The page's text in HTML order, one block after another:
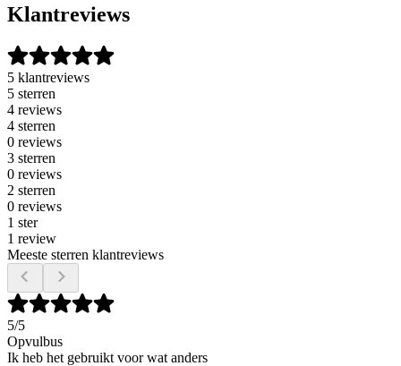
Klantreviews
5 klantreviews
5 sterren
4 reviews
4 sterren
0 reviews
3 sterren
0 reviews
2 sterren
0 reviews
1 ster
1 review
Meeste sterren klantreviews
5/5
Opvulbus
Ik heb het gebruikt voor wat anders